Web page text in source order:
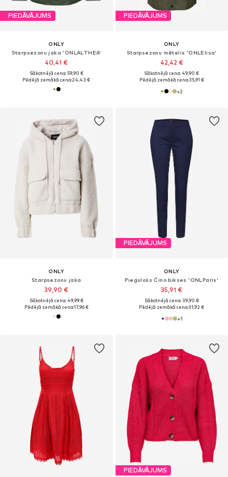
PIEDĀVĀJUMS
ONLY
Starpsezonu jaka 'ONLALTHEA'
40,41 €
Sākotnējā cena: 59,90 €
Pēdējā zemākā cena:24,43 €
PIEDĀVĀJUMS
ONLY
Starpsezonu mētelis 'ONLElisa'
42,42 €
Sākotnējā cena: 49,90 €
Pēdējā zemākā cena:35,91 €
+2
ONLY
Starpsezonu jaka
39,90 €
Sākotnējā cena: 49,99 €
Pēdējā zemākā cena:17,96 €
PIEDĀVĀJUMS
ONLY
Piegulošs Čino bikses 'ONLParis'
35,91 €
Sākotnējā cena: 39,90 €
Pēdējā zemākā cena:31,92 €
+1
PIEDĀVĀJUMS